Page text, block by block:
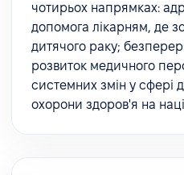
чотирьох напрямках:
допомога лікарням, де
дитячого раку;
розвиток медичного
системних змін у сфері
охорони здоров'я на